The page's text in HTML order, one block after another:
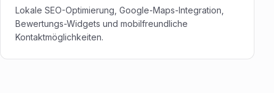
Lokale SEO-Optimierung, Google-Maps-Integration,
Bewertungs-Widgets und mobilfreundliche
Kontaktmöglichkeiten.